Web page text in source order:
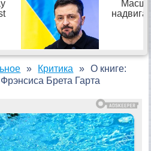
Критика
О книге:
Брета Гарта